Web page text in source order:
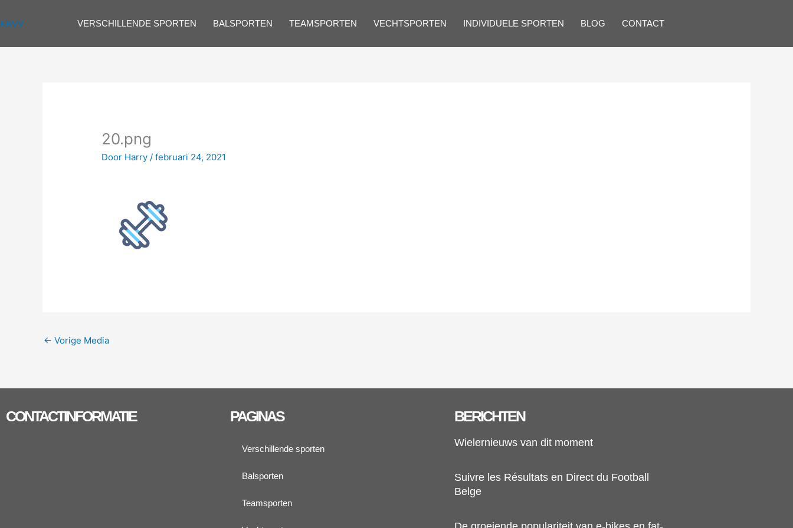
naar
inhoud
KBVV VERSCHILLENDE SPORTEN BALSPORTEN TEAMSPORTEN VECHTSPORTEN INDIVIDUELE SPORTEN BLOG CONTACT
20.png
Door Harry/februari 24, 2021
← Vorige Media
CONTACTINFORMATIE PAGINAS
Verschillende sporten
Balsporten
Teamsporten
BERICHTEN
Wielernieuws van dit moment
Suivre les Résultats en Direct du Football
Belge